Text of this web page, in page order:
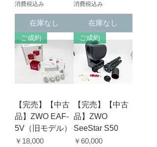
消費税込み
在庫なし
消費税込み
在庫なし
ご成約
【完売】【中古
品】ZWO EAF-
5V（旧モデル）
価格
￥18,000
ご成約
【完売】【中古
品】ZWO
SeeStar S50
価格
￥60,000